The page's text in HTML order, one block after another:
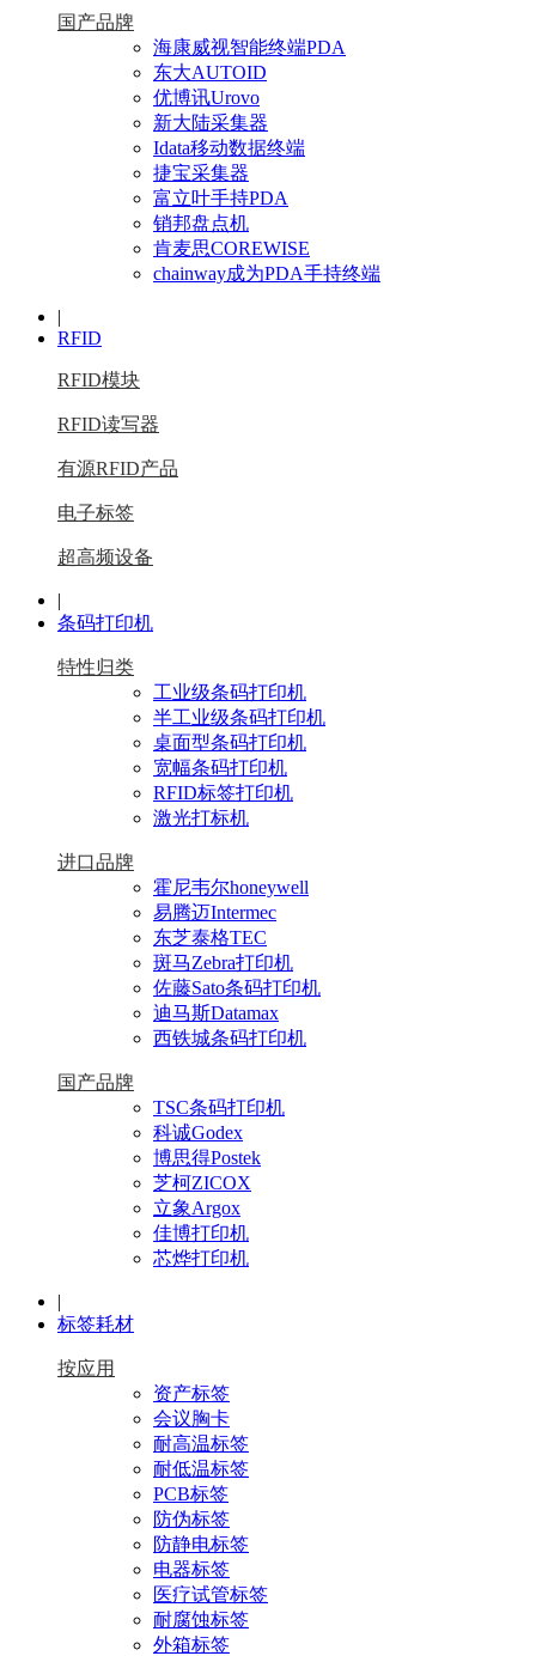
国产品牌
海康威视智能终端PDA
东大AUTOID
优博讯Urovo
新大陆采集器
Idata移动数据终端
捷宝采集器
富立叶手持PDA
销邦盘点机
肯麦思COREWISE
chainway成为PDA手持终端
|
RFID
RFID模块
RFID读写器
有源RFID产品
电子标签
超高频设备
|
条码打印机
特性归类
工业级条码打印机
半工业级条码打印机
桌面型条码打印机
宽幅条码打印机
RFID标签打印机
激光打标机
进口品牌
霍尼韦尔honeywell
易腾迈Intermec
东芝泰格TEC
斑马Zebra打印机
佐藤Sato条码打印机
迪马斯Datamax
西铁城条码打印机
国产品牌
TSC条码打印机
科诚Godex
博思得Postek
芝柯ZICOX
立象Argox
佳博打印机
芯烨打印机
|
标签耗材
按应用
资产标签
会议胸卡
耐高温标签
耐低温标签
PCB标签
防伪标签
防静电标签
电器标签
医疗试管标签
耐腐蚀标签
外箱标签